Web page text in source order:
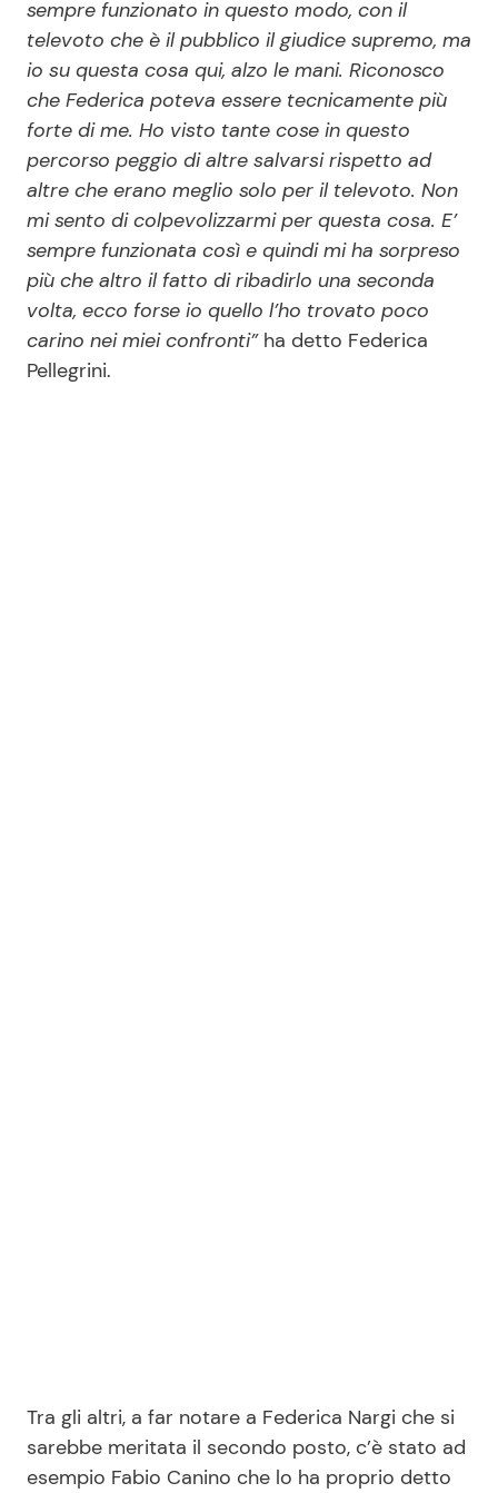
sempre funzionato in questo modo, con il
televoto che è il pubblico il giudice supremo, ma
io su questa cosa qui, alzo le mani. Riconosco
che Federica poteva essere tecnicamente più
forte di me. Ho visto tante cose in questo
percorso peggio di altre salvarsi rispetto ad
altre che erano meglio solo per il televoto. Non
mi sento di colpevolizzarmi per questa cosa. E’
sempre funzionata così e quindi mi ha sorpreso
più che altro il fatto di ribadirlo una seconda
volta, ecco forse io quello l’ho trovato poco
carino nei miei confronti”ha detto Federica
Pellegrini.
Tra gli altri, a far notare a Federica Nargi che si
sarebbe meritata il secondo posto, c’è stato ad
esempio Fabio Canino che lo ha proprio detto